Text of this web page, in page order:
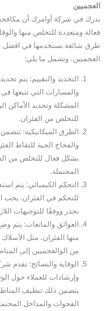
العجميين
ندرك في شركة أوامرك أن
فعالة ومتعددة للتخلص منها
طرق شائعة نستخدمها في افضل
العجميين، وتشمل ما يلي:
التحديد والتقييم: يتم
والمسارات التي تتبعها
المشكلة وتحديد الأماكن
للتخلص من الفئران.
الطرق الميكانيكية:
والفخاخ الحية للتقاط
بشكل فعال للتخلص من
المحتملة.
التحكم الكيميائي: يتم
للتحكم في الفئران. يجب
بحذر ووفقًا للتوجيهات
العوائق والمانعات: يتم
منها الفئران، مثل
من الوالعجميين إلى
الوقاية والنصائح: تقدم
وإرشادات للعملاء حول
يتضمن ذلك تنظيف
الفجوات والمداخل